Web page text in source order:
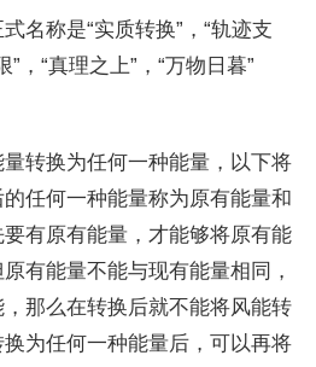
名称是“实质转换”，“轨迹支
”，“真理之上”，“万物日暮”
转换为任何一种能量，以下将
任何一种能量称为原有能量和
有原有能量，才能够将原有能
有能量不能与现有能量相同，
那么在转换后就不能将风能转
为任何一种能量后，可以再将